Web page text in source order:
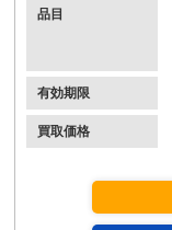
品目
有効期限
買取価格